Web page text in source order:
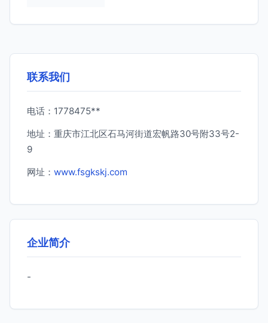
联系我们
电话：1778475**
地址：重庆市江北区石马河街道宏帆路30号附33号2-
9
网址： www.fsgkskj.com
企业简介
-